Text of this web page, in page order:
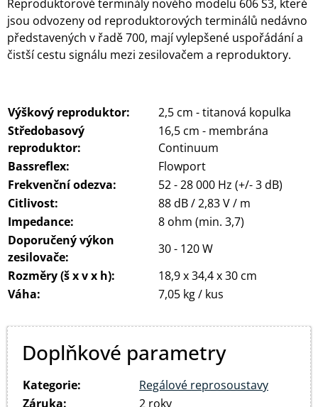
Reproduktorové terminály nového modelu 606 S3, které
jsou odvozeny od reproduktorových terminálů nedávno
představených v řadě 700, mají vylepšené uspořádání a
čistší cestu signálu mezi zesilovačem a reproduktory.
Výškový reproduktor:
2,5 cm - titanová kopulka
Středobasový
reproduktor:
16,5 cm - membrána
Continuum
Bassreflex:
Flowport
Frekvenční odezva:
52 - 28 000 Hz (+/- 3 dB)
Citlivost:
88 dB / 2,83 V / m
Impedance:
8 ohm (min. 3,7)
Doporučený výkon
zesilovače:
30 - 120 W
Rozměry (š x v x h):
18,9 x 34,4 x 30 cm
Váha:
7,05 kg / kus
Doplňkové parametry
Kategorie:
Regálové reprosoustavy
Záruka: 2 roky